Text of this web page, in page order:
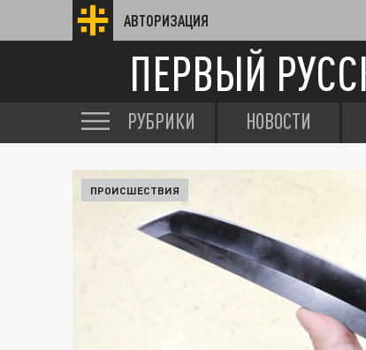
АВТОРИЗАЦИЯ
ПЕРВЫЙ
РУБРИКИ НОВОСТИ
ПРОИСШЕСТВИЯ